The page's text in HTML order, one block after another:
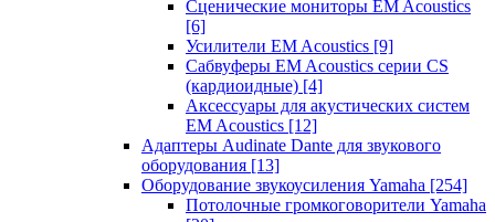
Сценические мониторы EM Acoustics
[6]
Усилители EM Acoustics [9]
Сабвуферы EM Acoustics серии CS
(кардиоидные) [4]
Аксессуары для акустических систем
EM Acoustics [12]
Адаптеры Audinate Dante для звукового
оборудования [13]
Оборудование звукоусиления Yamaha [254]
Потолочные громкоговорители Yamaha